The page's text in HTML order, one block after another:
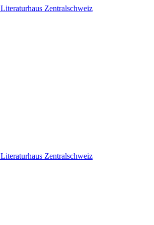
Literaturhaus Zentralschweiz
Literaturhaus Zentralschweiz